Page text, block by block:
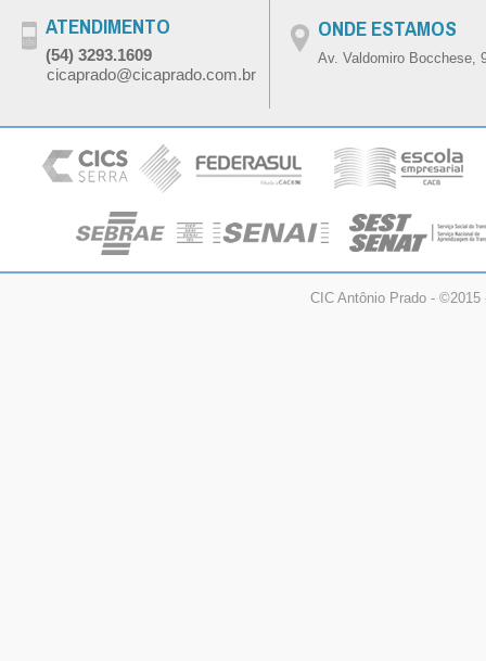
ATENDIMENTO
(54) 3293.1609
cicaprado@cicaprado.com.br
ONDE ESTAMOS
Av. Valdomiro Bocchese,
CIC Antônio Prado -